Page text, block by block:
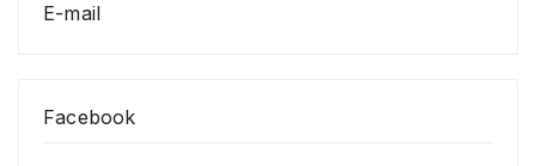
E-mail
Facebook